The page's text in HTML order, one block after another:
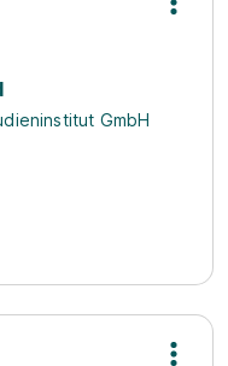
GmbH